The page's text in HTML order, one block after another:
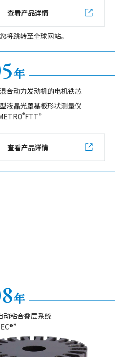
查看产品详情
您将跳转至全球网站。
年
合动力发动机的电机铁芯
液晶光罩基板形状测量仪
®FTT”
查看产品详情
年
动粘合叠层系统